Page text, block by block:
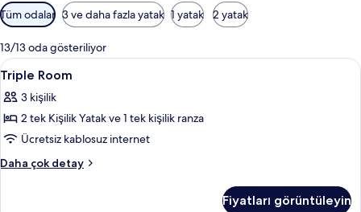
Odalar
için
mevcut
filtreler
Tüm odalar 3 ve daha fazla yatak 1 yatak 2 yatak
13/13 oda gösteriliyor
Triple
Room
için
tüm
fotoğrafları
görün
Odada kasa, masa, ücretsiz kablosuz
4
Triple Room
3 kişilik
2 tek Kişilik Yatak ve 1 tek kişilik ranza
Ücretsiz kablosuz internet
Daha çok detay
Triple
Fiyatları görüntüleyin